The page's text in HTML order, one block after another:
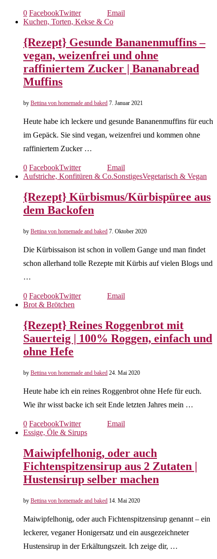
0 FacebookTwitter
Email
Kuchen, Torten, Kekse & Co
{Rezept} Gesunde Bananenmuffins –
vegan, weizenfrei und ohne
raffiniertem Zucker | Bananabread
Muffins
by Bettina von homemade and baked 7. Januar 2021
Heute habe ich leckere und gesunde Bananenmuffins für euch
im Gepäck. Sie sind vegan, weizenfrei und kommen ohne
raffiniertem Zucker …
0 FacebookTwitter
Email
Aufstriche, Konfitüren & Co.SonstigesVegetarisch & Vegan
{Rezept} Kürbismus/Kürbispüree aus
dem Backofen
by Bettina von homemade and baked 7. Oktober 2020
Die Kürbissaison ist schon in vollem Gange und man findet
schon allerhand tolle Rezepte mit Kürbis auf vielen Blogs und
…
0 FacebookTwitter
Email
Brot & Brötchen
{Rezept} Reines Roggenbrot mit
Sauerteig | 100% Roggen, einfach und
ohne Hefe
by Bettina von homemade and baked 24. Mai 2020
Heute habe ich ein reines Roggenbrot ohne Hefe für euch.
Wie ihr wisst backe ich seit Ende letzten Jahres mein …
0 FacebookTwitter
Email
Essige, Öle & Sirups
Maiwipfelhonig, oder auch
Fichtenspitzensirup aus 2 Zutaten |
Hustensirup selber machen
by Bettina von homemade and baked 14. Mai 2020
Maiwipfelhonig, oder auch Fichtenspitzensirup genannt – ein
leckerer, veganer Honigersatz und ein ausgezeichneter
Hustensirup in der Erkältungszeit. Ich zeige dir, …